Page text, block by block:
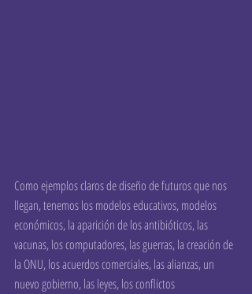
Como ejemplos claros de diseño de futuros que nos
llegan, tenemos los modelos educativos, modelos
económicos, la aparición de los antibióticos, las
vacunas, los computadores, las guerras, la creación de
la ONU, los acuerdos comerciales, las alianzas, un
nuevo gobierno, las leyes, los conflictos